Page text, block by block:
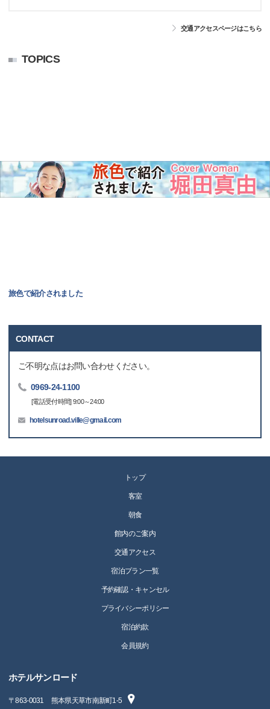
交通アクセスページはこちら
TOPICS
旅色で紹介されました
CONTACT
ご不明な点はお問い合わせください。
0969-24-1100
[電話受付時間] 9:00～24:00
hotelsunroad.ville@gmail.com
トップ
客室
朝食
館内のご案内
交通アクセス
宿泊プラン一覧
予約確認・キャンセル
プライバシーポリシー
宿泊約款
会員規約
ホテルサンロード
〒863-0031 熊本県天草市南新町1-5